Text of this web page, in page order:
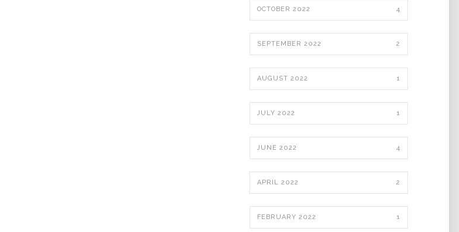
OCTOBER 2022 4
SEPTEMBER 2022 2
AUGUST 2022 1
JULY 2022 1
JUNE 2022 4
APRIL 2022 2
FEBRUARY 2022 1